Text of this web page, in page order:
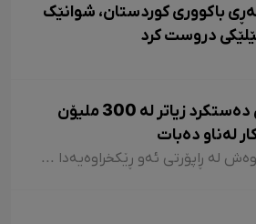
باکووری کوردستان، شوانێک
دروست کرد
هۆشی دەستکرد زیاتر لە 300 ملیۆن
لەناو دەبات
جگە لەوەش لە ڕاپۆرتی ئەو ڕێکخراوەیەدا باس لەوە کراوە کە زیرەکیی دەستکرد کاریگەریی لەسەر هەموو کەرتێک دەبێت و بەتایبەتی لە خزمەتگوزاریی کارگێڕی و بەڕێوەبردن، لەسەدا ٤٦ و لە پیشەکانی وەک یاساشدا لەسەدا ٤٤ی کارەکان ئۆتۆماتیکی دەبێت. بەڵام ئەم دۆخە بۆ هەموو کەرتێک وەک یەک نییە، لە خزمەتگوزاریی بیناسازیدا تەنها لەسەدا ٦ی کارەکان بە زیرەکیی دەستکرد جێبەجێ دەکرێن. هەروەها تەنها لەسەدا ٤ی کارەکانی خزمەتگوزارییەکانی سیانە و چاککردنەوە بە زیرەکیی دەستکرد دەسپێردرێ.